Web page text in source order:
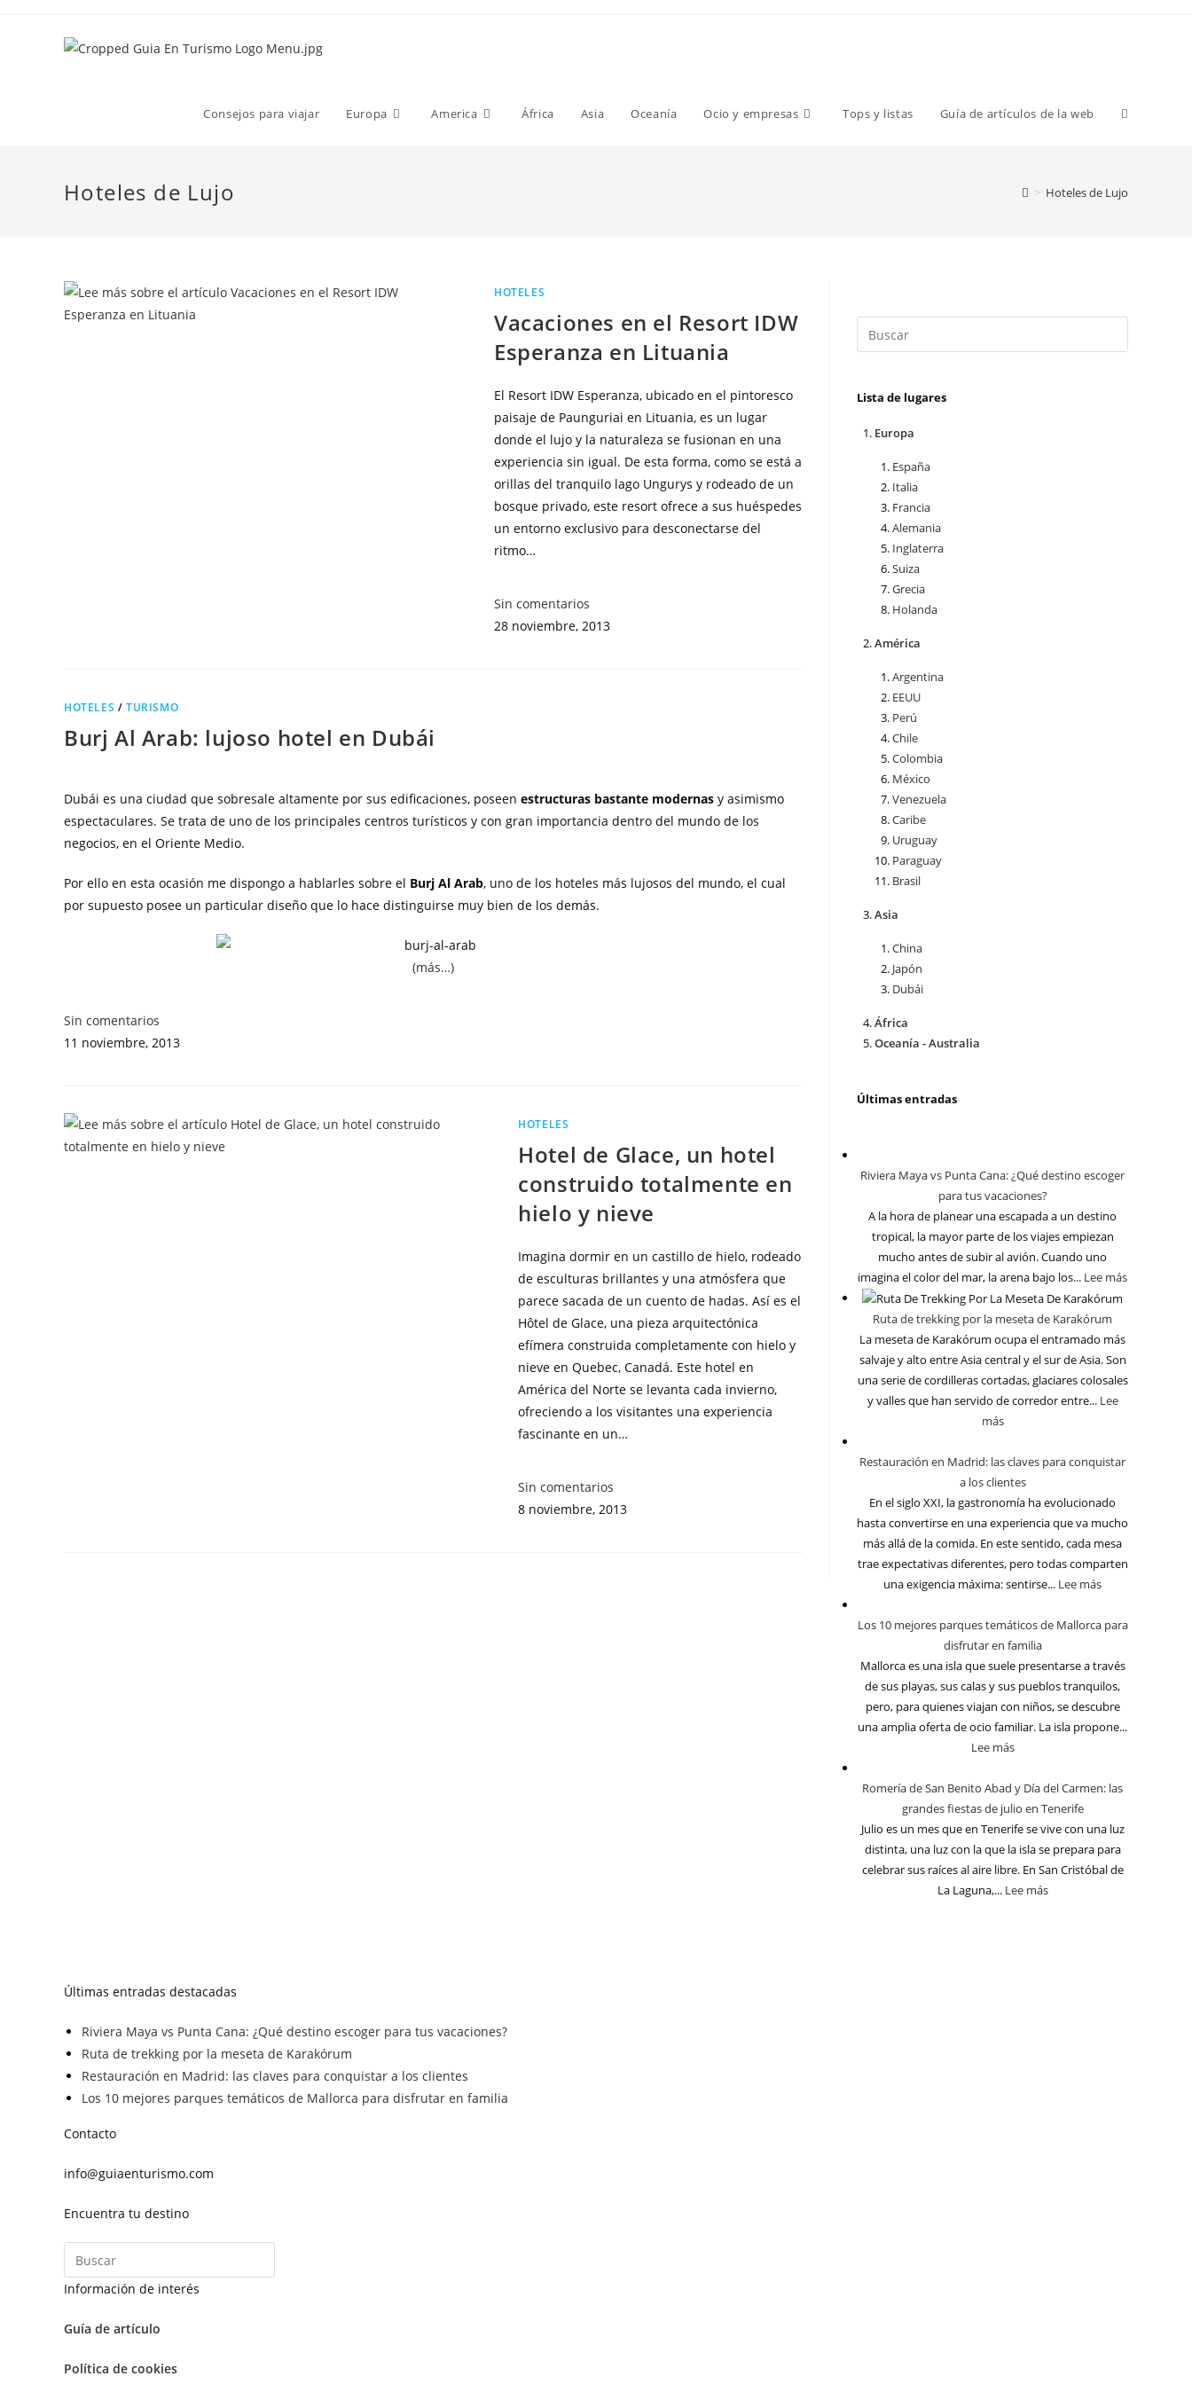
Consejos para viajar Europa America África Asia Oceanía Ocio y empresas Tops y listas Guía de artículos de la web
Hoteles de Lujo > Hoteles de Lujo
HOTELES
Vacaciones en el Resort IDW
Esperanza en Lituania
El Resort IDW Esperanza, ubicado en el pintoresco
paisaje de Paunguriai en Lituania, es un lugar
donde el lujo y la naturaleza se fusionan en una
experiencia sin igual. De esta forma, como se está a
orillas del tranquilo lago Ungurys y rodeado de un
bosque privado, este resort ofrece a sus huéspedes
un entorno exclusivo para desconectarse del
ritmo…
Sin comentarios
28 noviembre, 2013
HOTELES /TURISMO
Burj Al Arab: lujoso hotel en Dubái
Dubái es una ciudad que sobresale altamente por sus edificaciones, poseen estructuras bastante modernas y asimismo
espectaculares. Se trata de uno de los principales centros turísticos y con gran importancia dentro del mundo de los
negocios, en el Oriente Medio.
Por ello en esta ocasión me dispongo a hablarles sobre el Burj Al Arab, uno de los hoteles más lujosos del mundo, el cual
por supuesto posee un particular diseño que lo hace distinguirse muy bien de los demás.
(más…)
Sin comentarios
11 noviembre, 2013
HOTELES
Hotel de Glace, un hotel
construido totalmente en
hielo y nieve
Imagina dormir en un castillo de hielo, rodeado
de esculturas brillantes y una atmósfera que
parece sacada de un cuento de hadas. Así es el
Hôtel de Glace, una pieza arquitectónica
efímera construida completamente con hielo y
nieve en Quebec, Canadá. Este hotel en
América del Norte se levanta cada invierno,
ofreciendo a los visitantes una experiencia
fascinante en un…
Sin comentarios
8 noviembre, 2013
Lista de lugares
Europa
España
Italia
Francia
Alemania
Inglaterra
Suiza
Grecia
Holanda
América
Argentina
EEUU
Perú
Chile
Colombia
México
Venezuela
Caribe
Uruguay
Paraguay
Brasil
Asia
China
Japón
Dubái
África
Oceanía - Australia
Últimas entradas
Riviera Maya vs Punta Cana: ¿Qué destino escoger
para tus vacaciones?
A la hora de planear una escapada a un destino
tropical, la mayor parte de los viajes empiezan
mucho antes de subir al avión. Cuando uno
imagina el color del mar, la arena bajo los... Lee más
Ruta de trekking por la meseta de Karakórum
La meseta de Karakórum ocupa el entramado más
salvaje y alto entre Asia central y el sur de Asia. Son
una serie de cordilleras cortadas, glaciares colosales
y valles que han servido de corredor entre... Lee
más
Restauración en Madrid: las claves para conquistar
a los clientes
En el siglo XXI, la gastronomía ha evolucionado
hasta convertirse en una experiencia que va mucho
más allá de la comida. En este sentido, cada mesa
trae expectativas diferentes, pero todas comparten
una exigencia máxima: sentirse... Lee más
Los 10 mejores parques temáticos de Mallorca para
disfrutar en familia
Mallorca es una isla que suele presentarse a través
de sus playas, sus calas y sus pueblos tranquilos,
pero, para quienes viajan con niños, se descubre
una amplia oferta de ocio familiar. La isla propone...
Lee más
Romería de San Benito Abad y Día del Carmen: las
grandes fiestas de julio en Tenerife
Julio es un mes que en Tenerife se vive con una luz
distinta, una luz con la que la isla se prepara para
celebrar sus raíces al aire libre. En San Cristóbal de
La Laguna,... Lee más
Últimas entradas destacadas
Riviera Maya vs Punta Cana: ¿Qué destino escoger para tus vacaciones?
Ruta de trekking por la meseta de Karakórum
Restauración en Madrid: las claves para conquistar a los clientes
Los 10 mejores parques temáticos de Mallorca para disfrutar en familia
Contacto
info@guiaenturismo.com
Encuentra tu destino
Información de interés
Guía de artículo
Política de cookies